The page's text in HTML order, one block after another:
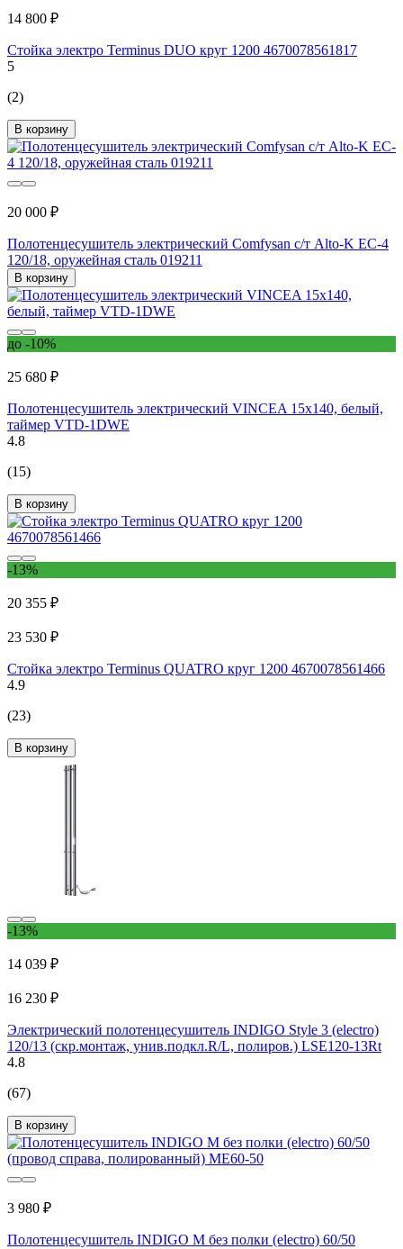
14 800 ₽
Стойка электро Terminus DUO круг 1200 4670078561817
5
(2)
В корзину
20 000 ₽
Полотенцесушитель электрический Comfysan с/т Alto-K EC-4
120/18, оружейная сталь 019211
В корзину
до -10%
25 680 ₽
Полотенцесушитель электрический VINCEA 15x140, белый,
таймер VTD-1DWE
4.8
(15)
В корзину
-13%
20 355 ₽
23 530 ₽
Стойка электро Terminus QUATRO круг 1200 4670078561466
4.9
(23)
В корзину
-13%
14 039 ₽
16 230 ₽
Электрический полотенцесушитель INDIGO Style 3 (electro)
120/13 (скр.монтаж, унив.подкл.R/L, полиров.) LSE120-13Rt
4.8
(67)
В корзину
3 980 ₽
Полотенцесушитель INDIGO M без полки (electro) 60/50